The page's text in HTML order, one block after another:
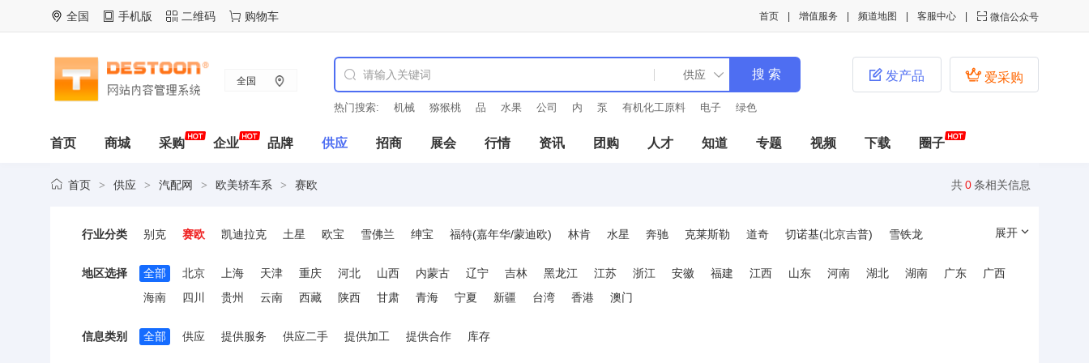
全国 手机版 二维码 购物车  微信公众号
客服中心
频道地图
增值服务
首页
全国
热门搜索: 机械 猕猴桃 品 水果 公司 内 泵 有机化工原料 电子 绿色
 爱采购
 发产品
首页 商城 采购 企业 品牌 供应 招商 展会 行情 资讯 团购 人才 知道 专题 视频 下载 圈子
共0条相关信息
首页 > 供应 > 汽配网 > 欧美轿车系 > 赛欧
行业分类 别克 赛欧 凯迪拉克 土星 欧宝 雪佛兰 绅宝 福特(嘉年华/蒙迪欧) 林肯 水星 奔驰 克莱斯勒 道奇 切诺基(北京吉普)
雪铁龙
展开
地区选择 全部 北京 上海 天津 重庆 河北 山西 内蒙古 辽宁 吉林 黑龙江 江苏 浙江 安徽 福建 江西 山东 河南 湖北 湖南 广东
广西
海南
四川 贵州 云南 西藏 陕西 甘肃 青海 宁夏 新疆 台湾 香港 澳门
信息类别 全部 供应 提供服务 供应二手 提供加工 提供合作 库存